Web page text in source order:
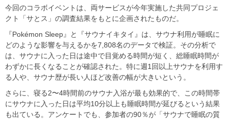
今回のコラボイベントは、両サービスが今年実施した共同プロジェ
クト「サとス」の調査結果をもとに企画されたものだ。
『Pokémon Sleep』と『サウナイキタイ』は、サウナ利用が睡眠に
どのような影響を与えるかを7,808名のデータで検証。その分析で
は、サウナに入った日は途中で目覚める時間が短く、総睡眠時間が
わずかに長くなることが確認された。特に週1回以上サウナを利用す
る人や、サウナ歴が長い人ほど改善の幅が大きいという。
さらに、寝る2〜4時間前のサウナ入浴が最も効果的で、この時間帯
にサウナに入った日は平均10分以上も睡眠時間が延びるという結果
も出ている。アンケートでも、参加者の90％が「サウナで睡眠の質